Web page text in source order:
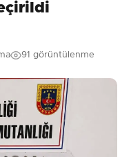
91 görüntülenme